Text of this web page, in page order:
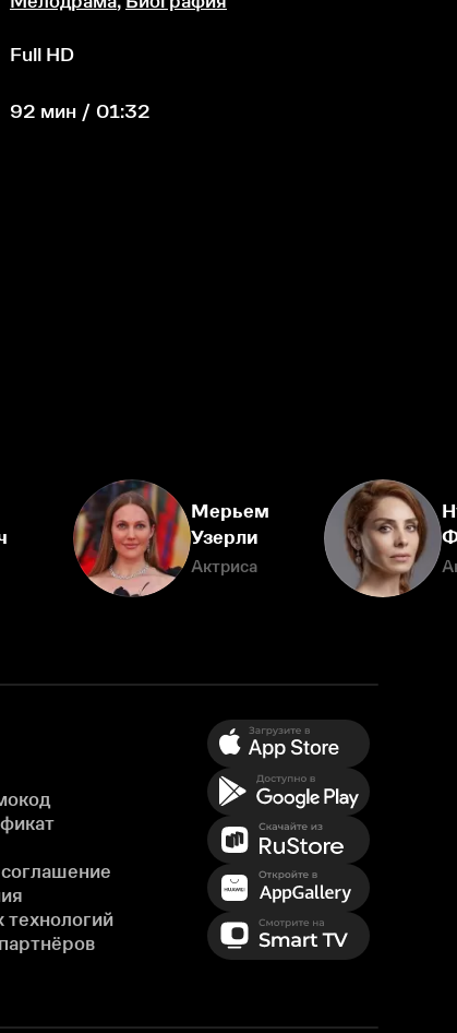
Full HD
92 мин / 01:32
Мерьем
Узерли
Актриса
технологий